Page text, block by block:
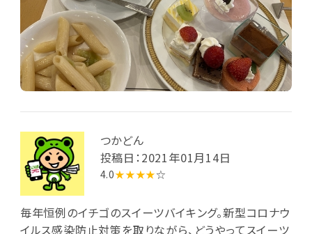
つかどん
投稿日：2021年01月14日
4.0★★★★☆
毎年恒例のイチゴのスイーツバイキング。新型コロナウ
イルス感染防止対策を取りながら、どうやってスイーツ